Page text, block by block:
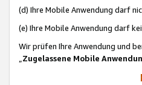
(d) Ihre Mobile Anwendung darf
(e) Ihre Mobile Anwendung darf
Wir prüfen Ihre Anwendung und
„Zugelassene Mobile